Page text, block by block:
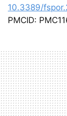
10.3389/
PMCID: